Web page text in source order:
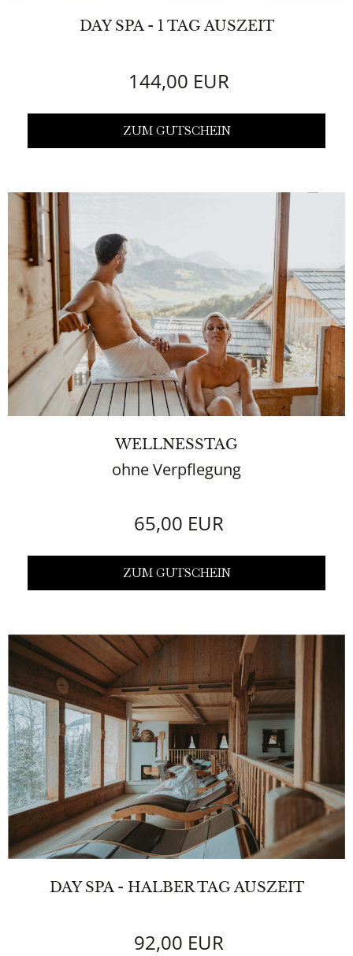
DAY SPA - 1 TAG AUSZEIT
144,00 EUR
ZUM GUTSCHEIN
WELLNESSTAG
ohne Verpflegung
65,00 EUR
ZUM GUTSCHEIN
DAY SPA - HALBER TAG AUSZEIT
92,00 EUR